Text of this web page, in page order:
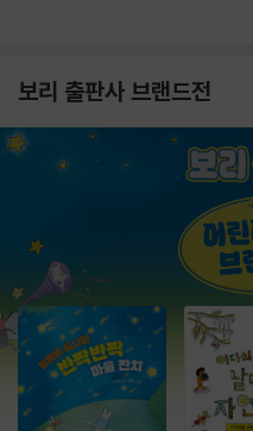
보리 출판사 브랜드전